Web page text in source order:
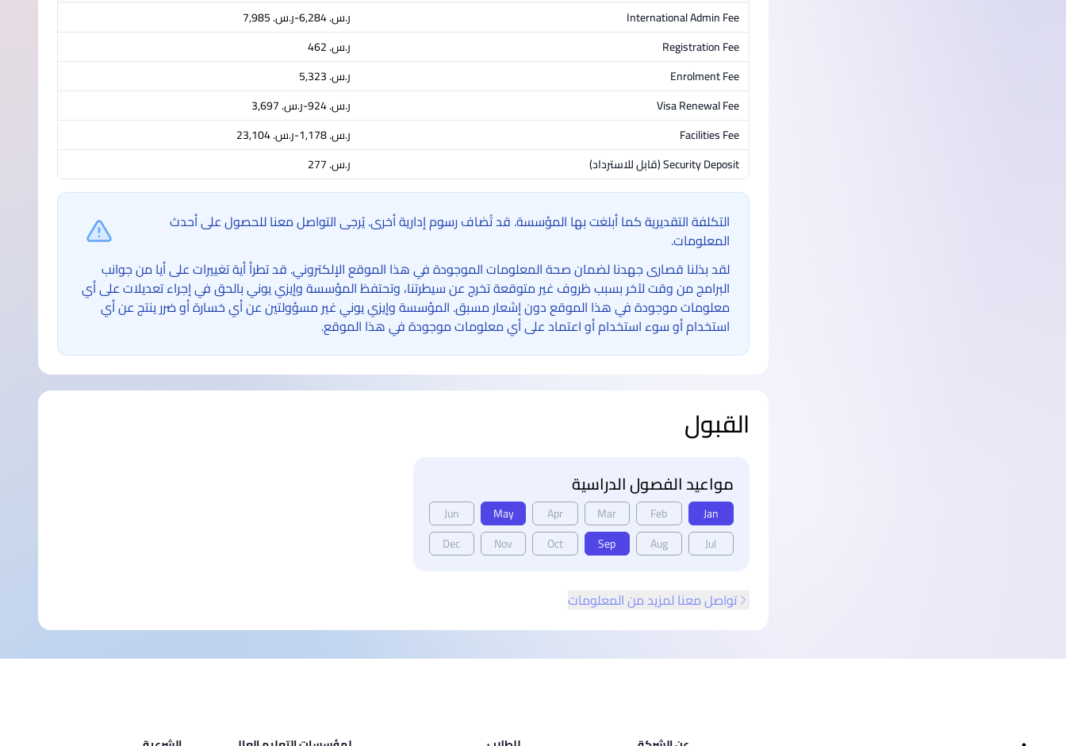
International Admin Fee
ر.س.‏ 6,284-ر.س.‏ 7,985
Registration Fee
ر.س.‏ 462
Enrolment Fee
ر.س.‏ 5,323
Visa Renewal Fee
ر.س.‏ 924-ر.س.‏ 3,697
Facilities Fee
ر.س.‏ 1,178-ر.س.‏ 23,104
Security Deposit(قابل للاسترداد) ر.س.‏ 277
التكلفة التقديرية كما أبلغت بها المؤسسة. قد تُضاف رسوم إدارية أخرى. يُرجى التواصل معنا للحصول على أحدث
المعلومات.
لقد بذلنا قصارى جهدنا لضمان صحة المعلومات الموجودة في هذا الموقع الإلكتروني. قد تطرأ أية تغييرات على أيا من جوانب
البرامج من وقت لآخر بسبب ظروف غير متوقعة تخرج عن سيطرتنا، وتحتفظ المؤسسة وإيزي يوني بالحق في إجراء تعديلات على أي
معلومات موجودة في هذا الموقع دون إشعار مسبق. المؤسسة وإيزي يوني غير مسؤولتين عن أي خسارة أو ضرر ينتج عن أي
استخدام أو سوء استخدام أو اعتماد على أي معلومات موجودة في هذا الموقع.
القبول
مواعيد الفصول الدراسية
Jan
Feb
Mar
Apr
May
Jun
Jul
Aug
Sep
Oct
Nov
Dec
تواصل معنا لمزيد من المعلومات